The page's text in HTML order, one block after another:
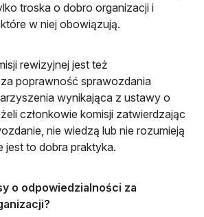
troska o dobro organizacji i
w niej obowiązują.
rewizyjnej jest też
poprawność sprawozdania
wynikająca z ustawy o
członkowie komisji zatwierdzając
nie wiedzą lub nie rozumieją
jest to dobra praktyka.
o odpowiedzialności za